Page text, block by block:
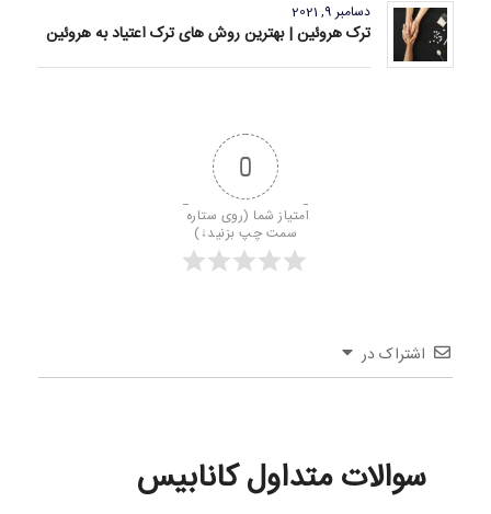
دسامبر 9, 2021
ترک هروئین | بهترین روش های ترک اعتیاد به هروئین
0
امتیاز شما (روی ستاره
سمت چپ بزنید↓)
اشتراک در
سوالات متداول کانابیس